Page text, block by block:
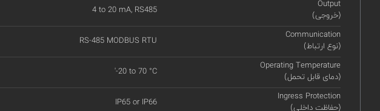
Output
(خروجی)
4 to 20 mA, RS485
Communication
(نوع ارتباط)
RS-485 MODBUS RTU
Operating Temperature
(دمای قابل تحمل)
'-20 to 70 °C
Ingress Protection
(حفاظت داخلی)
IP65 or IP66